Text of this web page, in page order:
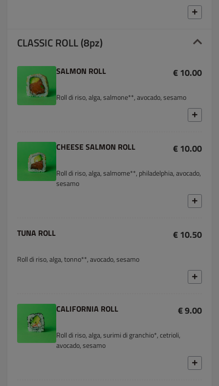
CLASSIC ROLL (8pz)
SALMON ROLL € 10.00
Roll di riso, alga, salmone**, avocado, sesamo
CHEESE SALMON ROLL € 10.00
Roll di riso, alga, salmome**, philadelphia, avocado,
sesamo
TUNA ROLL € 10.50
Roll di riso, alga, tonno**, avocado, sesamo
CALIFORNIA ROLL € 9.00
Roll di riso, alga, surimi di granchio*, cetrioli,
avocado, sesamo